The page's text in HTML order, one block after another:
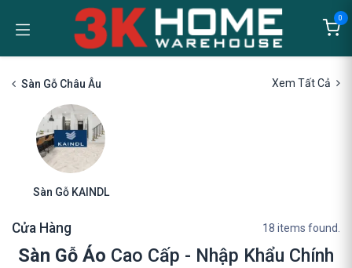
Bỏ qua để đến Nội dung
0
Sàn Gỗ Châu Âu Xem Tất Cả
Sàn Gỗ KAINDL
Cửa Hàng 18 items found.
Sàn Gỗ Áo Cao Cấp - Nhập Khẩu Chính